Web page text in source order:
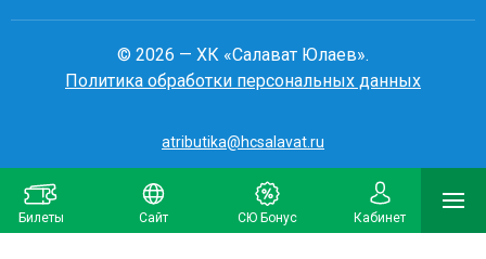
Билеты Сайт СЮ Бонус Кабинет
© 2026 — ХК «Салават Юлаев».
Политика обработки персональных данных
atributika@hcsalavat.ru
8-800-250-22-22